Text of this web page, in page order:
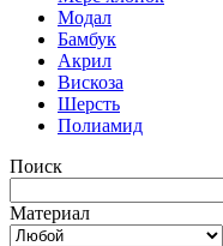
Модал
Бамбук
Акрил
Вискоза
Шерсть
Полиамид
Поиск
Материал